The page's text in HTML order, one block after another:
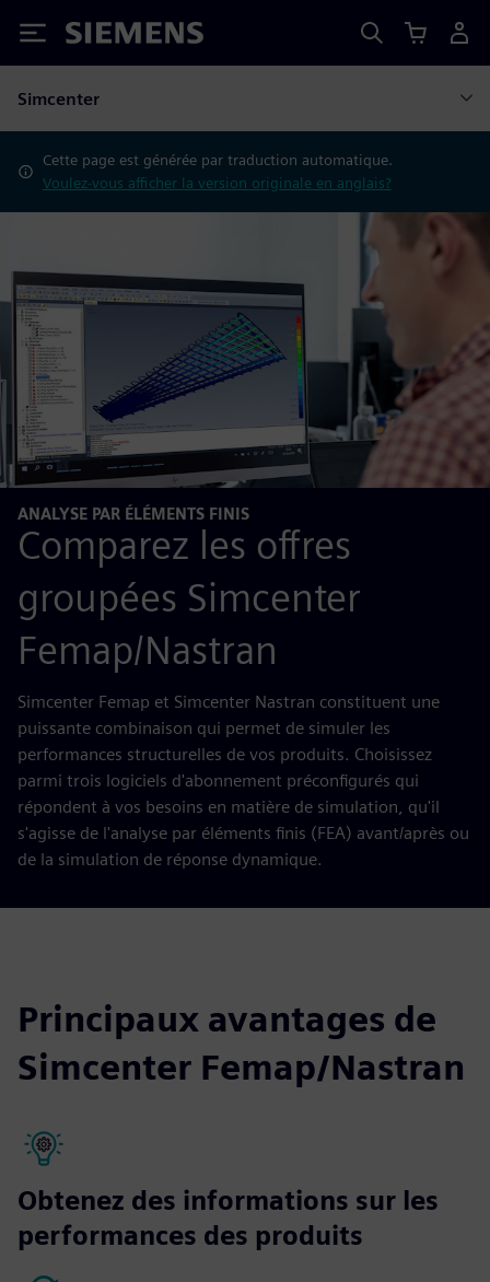
Siemens
Simcenter
Cette page est générée par traduction automatique.
Voulez-vous afficher la version originale en anglais?
ANALYSE PAR ÉLÉMENTS FINIS
Comparez les offres
groupées Simcenter
Femap/Nastran
Simcenter Femap et Simcenter Nastran constituent une
puissante combinaison qui permet de simuler les
performances structurelles de vos produits. Choisissez
parmi trois logiciels d'abonnement préconfigurés qui
répondent à vos besoins en matière de simulation, qu'il
s'agisse de l'analyse par éléments finis (FEA) avant/après ou
de la simulation de réponse dynamique.
Principaux avantages de
Simcenter Femap/Nastran
Obtenez des informations sur les
performances des produits